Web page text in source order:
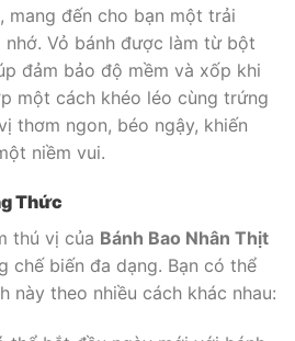
mang đến cho bạn một trải
Vỏ bánh được làm từ bột
đảm bảo độ mềm và xốp khi
một cách khéo léo cùng trứng
thơm ngon, béo ngậy, khiến
niềm vui.
Thức
thú vị của Bánh Bao Nhân Thịt
chế biến đa dạng. Bạn có thể
này theo nhiều cách khác nhau: